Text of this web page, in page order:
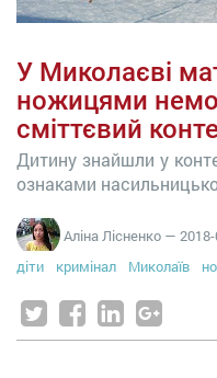
У Миколаєві
ножицями
сміттєвий
Дитину знайшли у
ознаками
Аліна Лісненко —
діти
кримінал Миколаїв